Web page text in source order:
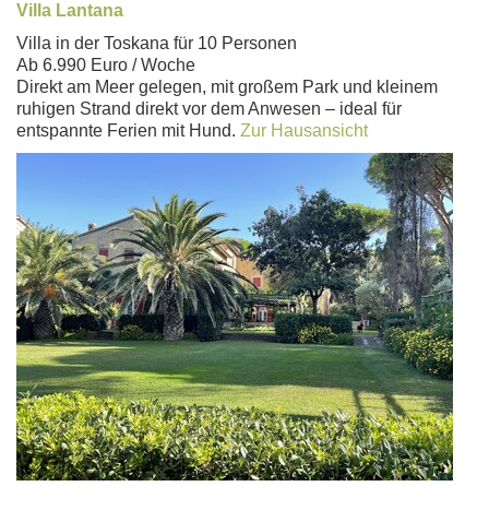
Villa Lantana
Villa in der Toskana für 10 Personen
Ab 6.990 Euro / Woche
Direkt am Meer gelegen, mit großem Park und kleinem
ruhigen Strand direkt vor dem Anwesen – ideal für
entspannte Ferien mit Hund. Zur Hausansicht